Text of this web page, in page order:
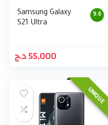
9.6
Samsung Galaxy
S21 Ultra
55,000د.ج
UNIQUE